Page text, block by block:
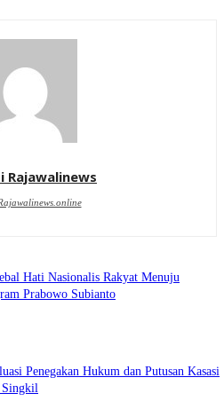
Rajawalinews
Hati Nasionalis Rakyat Menuju
Prabowo Subianto
Penegakan Hukum dan Putusan Kasasi
Singkil